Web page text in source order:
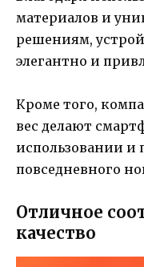
материалов и
решениям,
элегантно и
Кроме того,
вес делают
использовании
повседневного
Отличное
качество